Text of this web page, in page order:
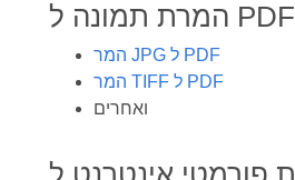
המרת תמונה ל PDF
המר JPG ל PDF
המר TIFF ל PDF
ואחרים